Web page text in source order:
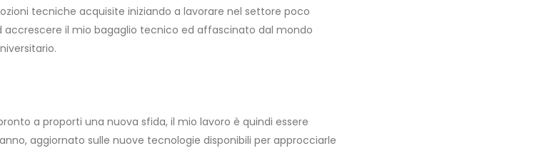
tecniche acquisite iniziando a lavorare nel settore poco
accrescere il mio bagaglio tecnico ed affascinato dal mondo
a proporti una nuova sfida, il mio lavoro è quindi essere
aggiornato sulle nuove tecnologie disponibili per approcciarle